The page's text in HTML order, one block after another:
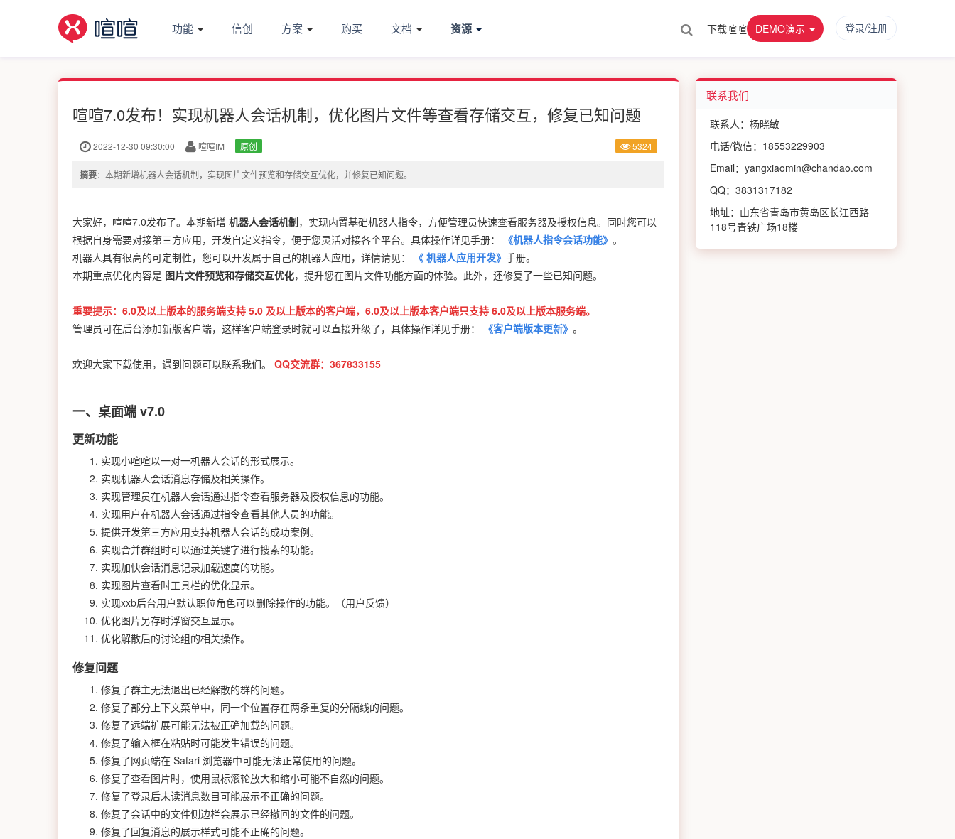
功能 信创 方案 购买 文档 资源 下载喧喧 DEMO演示 登录/注册
喧喧7.0发布！实现机器人会话机制，优化图片文件等查看存储交互，修复已知问题
2022-12-30 09:30:00 喧喧IM 原创 5324
摘要：本期新增机器人会话机制，实现图片文件预览和存储交互优化，并修复已知问题。
大家好，喧喧7.0发布了。本期新增 机器人会话机制，实现内置基础机器人指令，方便管理员快速查看服务器及授权信息。同时您可以
根据自身需要对接第三方应用，开发自定义指令，便于您灵活对接各个平台。具体操作详见手册：
《机器人指令会话功能》 。
机器人具有很高的可定制性，您可以开发属于自己的机器人应用，详情请见：
《 机器人应用开发》 手册。
本期重点优化内容是 图片文件预览和存储交互优化，提升您在图片文件功能方面的体验。此外，还修复了一些已知问题。
重要提示：6.0及以上版本的服务端支持 5.0 及以上版本的客户端，6.0及以上版本客户端只支持 6.0及以上版本服务端。
管理员可在后台添加新版客户端，这样客户端登录时就可以直接升级了，具体操作详见手册：
《客户端版本更新》 。
欢迎大家下载使用，遇到问题可以联系我们。 QQ交流群：367833155
一、桌面端 v7.0
更新功能
实现小喧喧以一对一机器人会话的形式展示。
实现机器人会话消息存储及相关操作。
实现管理员在机器人会话通过指令查看服务器及授权信息的功能。
实现用户在机器人会话通过指令查看其他人员的功能。
提供开发第三方应用支持机器人会话的成功案例。
实现合并群组时可以通过关键字进行搜索的功能。
实现加快会话消息记录加载速度的功能。
实现图片查看时工具栏的优化显示。
实现xxb后台用户默认职位角色可以删除操作的功能。（用户反馈）
优化图片另存时浮窗交互显示。
优化解散后的讨论组的相关操作。
修复问题
修复了群主无法退出已经解散的群的问题。
修复了部分上下文菜单中，同一个位置存在两条重复的分隔线的问题。
修复了远端扩展可能无法被正确加载的问题。
修复了输入框在粘贴时可能发生错误的问题。
修复了网页端在 Safari 浏览器中可能无法正常使用的问题。
修复了查看图片时，使用鼠标滚轮放大和缩小可能不自然的问题。
修复了登录后未读消息数目可能展示不正确的问题。
修复了会话中的文件侧边栏会展示已经撤回的文件的问题。
修复了回复消息的展示样式可能不正确的问题。
联系我们
联系人：杨晓敏
电话/微信：18553229903
Email：yangxiaomin@chandao.com
QQ：3831317182
地址：山东省青岛市黄岛区长江西路
118号青铁广场18楼